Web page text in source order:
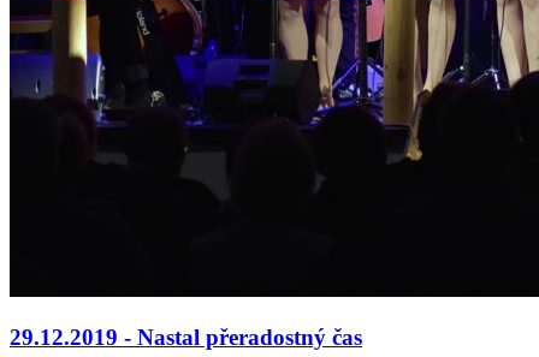
29.12.2019 - Nastal přeradostný čas